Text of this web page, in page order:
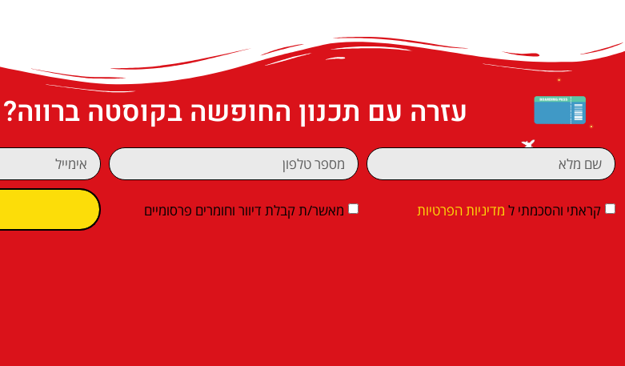
עזרה עם תכנון החופשה בקוסטה ברווה?
קראתי והסכמתי ל מדיניות הפרטיות מאשר/ת קבלת דיוור וחומרים פרסומיים